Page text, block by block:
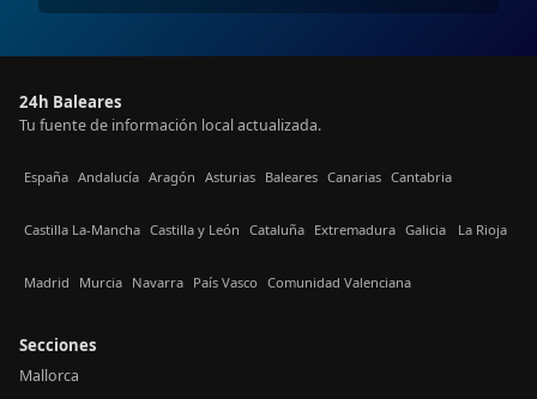
24h Baleares
Tu fuente de información local actualizada.
España Andalucía Aragón Asturias Baleares Canarias Cantabria
Castilla La-Mancha Castilla y León Cataluña Extremadura Galicia La Rioja
Madrid Murcia Navarra País Vasco Comunidad Valenciana
Secciones
Mallorca